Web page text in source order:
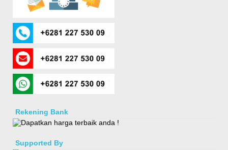
Rekening Bank
Supported By